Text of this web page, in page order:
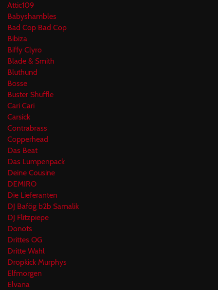
Attic109
Babyshambles
Bad Cop Bad Cop
Bibiza
Biffy Clyro
Blade & Smith
Bluthund
Bosse
Buster Shuffle
Cari Cari
Carsick
Contrabrass
Copperhead
Das Beat
Das Lumpenpack
Deine Cousine
DEMIRO
Die Lieferanten
DJ Bafög b2b Samalik
DJ Flitzpiepe
Donots
Drittes OG
Dritte Wahl
Dropkick Murphys
Elfmorgen
Elvana